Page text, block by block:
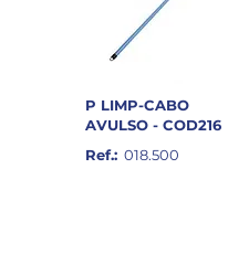
P LIMP-CABO
AVULSO - COD216
Ref.: 018.500